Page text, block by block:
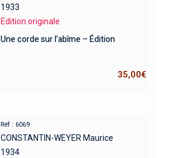
1933
Edition originale
Une corde sur l’abîme – Édition
35,00€
Réf : 6069
CONSTANTIN-WEYER Maurice
1934